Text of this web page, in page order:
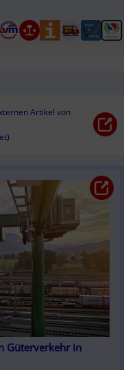
Artikel von
Güterverkehr in